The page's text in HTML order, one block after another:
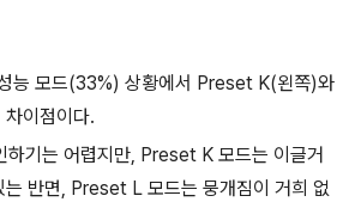
능 모드(33%) 상황에서 Preset K(왼쪽)와
이점이다.
하기는 어렵지만, Preset K 모드는 이글거
는 반면, Preset L 모드는 뭉개짐이 거희 없